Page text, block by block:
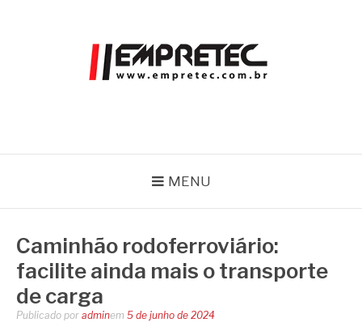
MENU
Caminhão rodoferroviário:
facilite ainda mais o transporte
de carga
Publicado por adminem 5 de junho de 2024